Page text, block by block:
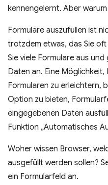
kennengelernt. Aber
Formulare auszufüllen ist
trotzdem etwas, das Sie
Sie viele Formulare aus
Daten an. Eine
Formularen zu erleichtern,
Option zu bieten,
eingegebenen Daten
Funktion „Automatisches
Woher wissen Browser,
ausgefüllt werden sollen?
ein Formularfeld an.